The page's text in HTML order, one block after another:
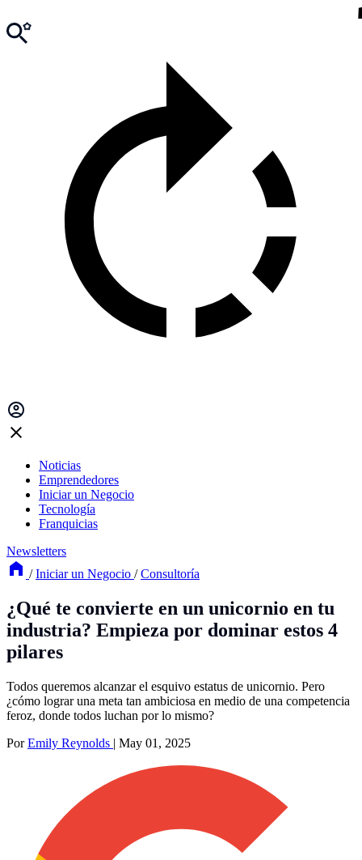
Noticias
Emprendedores
Iniciar un Negocio
Tecnología
Franquicias
Newsletters
/ Iniciar un Negocio / Consultoría
¿Qué te convierte en un unicornio en tu
industria? Empieza por dominar estos 4
pilares
Todos queremos alcanzar el esquivo estatus de unicornio. Pero
¿cómo lograr una meta tan ambiciosa en medio de una competencia
feroz, donde todos luchan por lo mismo?
PorEmily Reynolds | May 01, 2025